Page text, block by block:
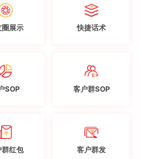
圈展示 快捷话术
SOP 客户群SOP
群红包 客户群发